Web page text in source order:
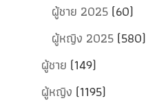
ผู้ชาย 2025 (60)
ผู้หญิง 2025 (580)
ผู้ชาย (149)
ผู้หญิง (1195)